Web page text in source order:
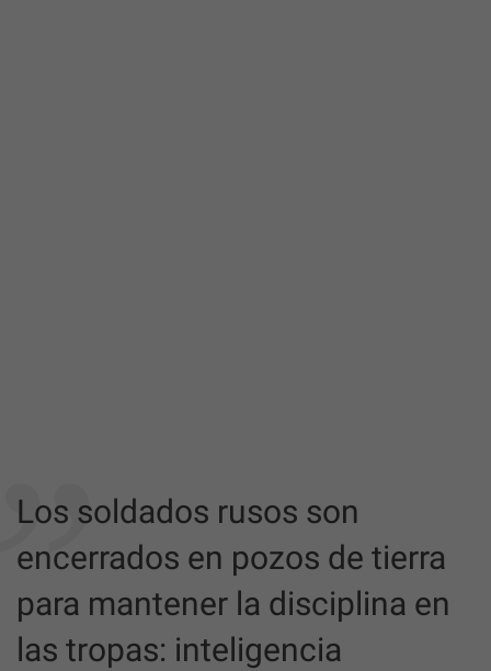
Los soldados rusos son
encerrados en pozos de tierra
para mantener la disciplina en
las tropas: inteligencia